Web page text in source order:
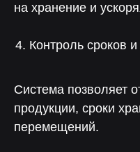
на хранение и
Контроль сроков
Система позволяет
продукции, сроки
перемещений.